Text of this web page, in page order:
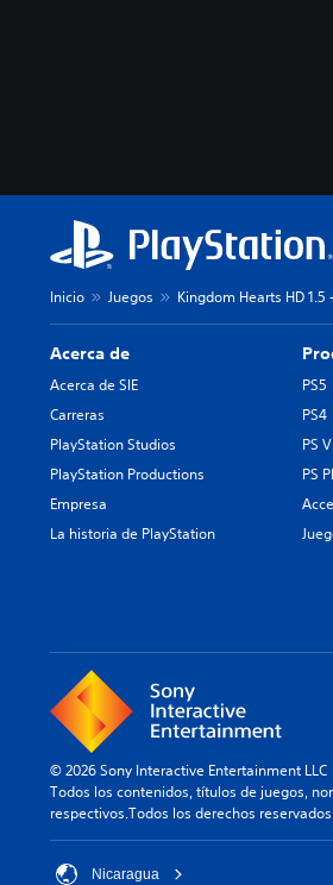
Inicio Juegos Kingdom Hearts HD 1.5
Acerca de
Acerca de SIE
Carreras
PlayStation Studios
PlayStation Productions
Empresa
La historia de PlayStation
PS5
PS4
PS
PS
© 2026 Sony Interactive Entertainment LLC
Todos los contenidos, títulos de juegos,
respectivos.Todos los derechos
Nicaragua